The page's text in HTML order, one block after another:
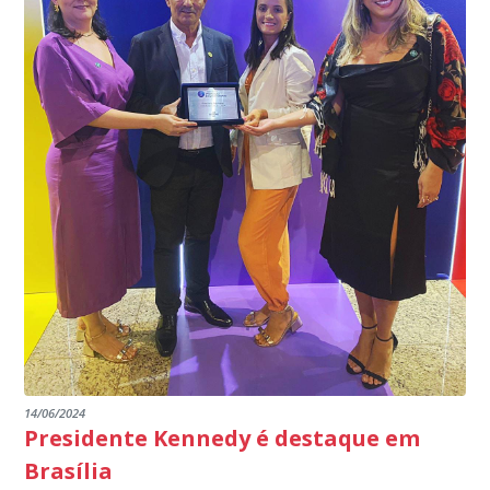
14/06/2024
Presidente Kennedy é destaque em
Brasília